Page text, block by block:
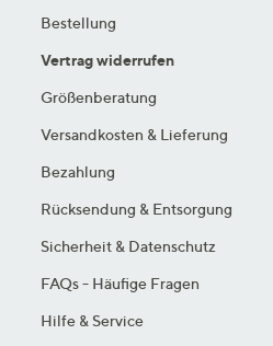
Bestellung
Vertrag widerrufen
Größenberatung
Versandkosten & Lieferung
Bezahlung
Rücksendung & Entsorgung
Sicherheit & Datenschutz
FAQs - Häufige Fragen
Hilfe & Service